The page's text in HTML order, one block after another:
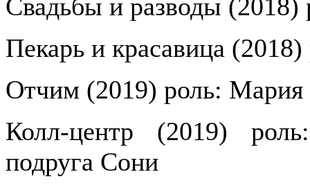
Свадьбы и разводы (2018)
Пекарь и красавица
Отчим (2019) роль: Мария
Колл-центр (2019)
подруга Сони